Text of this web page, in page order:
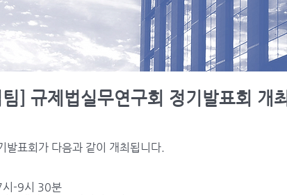
팀] 규제법실무연구회 정기발표회 개
표회가 다음과 같이 개최됩니다.
-9시 30분